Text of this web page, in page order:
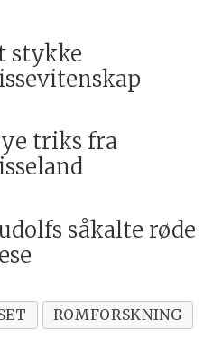
stykke
triks fra
såkalte røde
ROMFORSKNING